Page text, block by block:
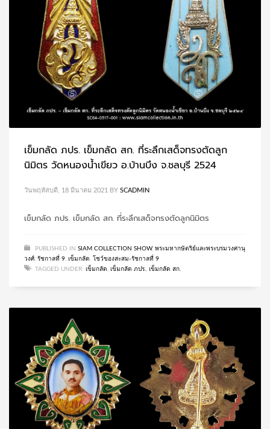
เข็มกลัด ภปร. เข็มกลัด สก. ที่ระลึกเสด็จทรงตัดลูก
นิมิตร วัดหนองน้ำเขียว อ.บ้านบึง จ.ชลบุรี 2524
วันพฤหัสบดี, 18 มีนาคม 2021 BY SCADMIN
เข็มกลัด ภปร. เข็มกลัด สก. ที่ระลึกเสด็จทรงตัดลูกนิมิตร
PUBLISHED IN SIAM COLLECTION SHOW, พระมหากษัตริย์และพระบรมวงศานุ
วงศ์ รัชกาลที่ 9 เข็มกลัด
โชว์ของสะสม-รัชกาลที่ 9
TAGGED UNDER: เข็มกลัด เข็มกลัด ภปร. เข็มกลัด สก.